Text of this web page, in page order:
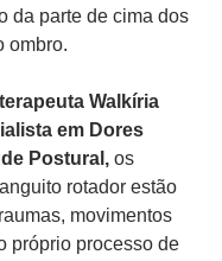
da parte de cima dos
ombro.
Walkíria
em Dores
Postural, os
rotador estão
movimentos
próprio processo de